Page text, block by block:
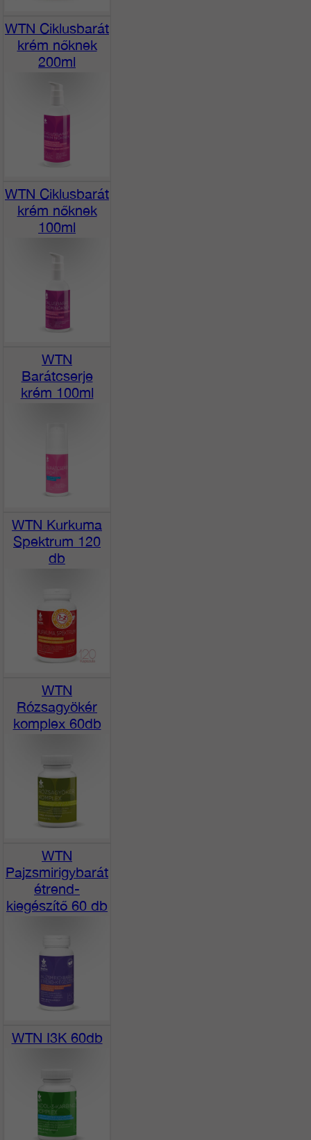
WTN Ciklusbarát
krém nőknek
200ml
WTN Ciklusbarát
krém nőknek
100ml
WTN
Barátcserje
krém 100ml
WTN Kurkuma
Spektrum 120
db
WTN
Rózsagyökér
komplex 60db
WTN
Pajzsmirigybarát
étrend-
kiegészítő 60 db
WTN I3K 60db